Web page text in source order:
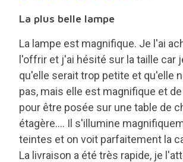
La plus belle lampe
La lampe est magnifique. Je l'ai
l'offrir et j'ai hésité sur la taille car
qu'elle serait trop petite et qu'elle
pas, mais elle est magnifique et
pour être posée sur une table de
étagère.... Il s'illumine
teintes et on voit parfaitement la
La livraison a été très rapide, je